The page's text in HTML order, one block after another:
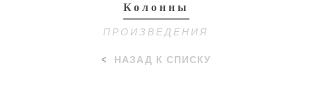
Колонны
ПРОИЗВЕДЕНИЯ
НАЗАД К СПИСКУ